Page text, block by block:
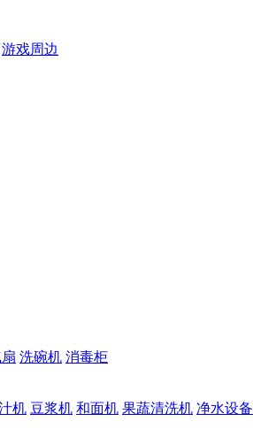
游戏周边
洗碗机 消毒柜
机 豆浆机 和面机 果蔬清洗机 净水设备